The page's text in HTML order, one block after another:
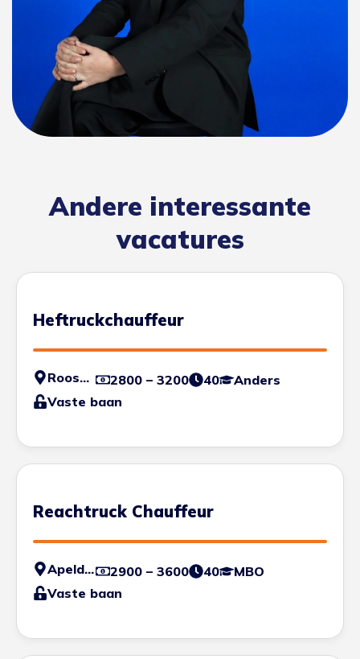
Andere interessante
vacatures
Heftruckchauffeur
Roosendaal 2800 – 3200 40
Anders
Vaste baan
Reachtruck Chauffeur
Apeldoorn 2900 – 3600 40
MBO
Vaste baan